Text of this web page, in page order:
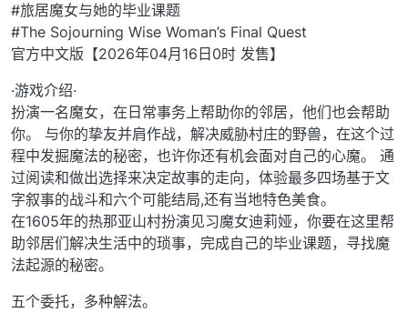
#旅居魔女与她的毕业课题
#The Sojourning Wise Woman’s Final Quest
官方中文版【2026年04月16日0时 发售】
·游戏介绍·
扮演一名魔女，在日常事务上帮助你的邻居，他们也会帮助
你。 与你的挚友并肩作战，解决威胁村庄的野兽，在这个过
程中发掘魔法的秘密，也许你还有机会面对自己的心魔。 通
过阅读和做出选择来决定故事的走向，体验最多四场基于文
字叙事的战斗和六个可能结局,还有当地特色美食。
在1605年的热那亚山村扮演见习魔女迪莉娅，你要在这里帮
助邻居们解决生活中的琐事，完成自己的毕业课题，寻找魔
法起源的秘密。
五个委托，多种解法。